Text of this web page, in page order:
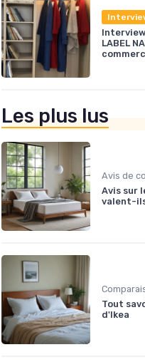
LABEL
Les plus lus
Avis de
Avis sur
valent-
Tout
d'Ikea